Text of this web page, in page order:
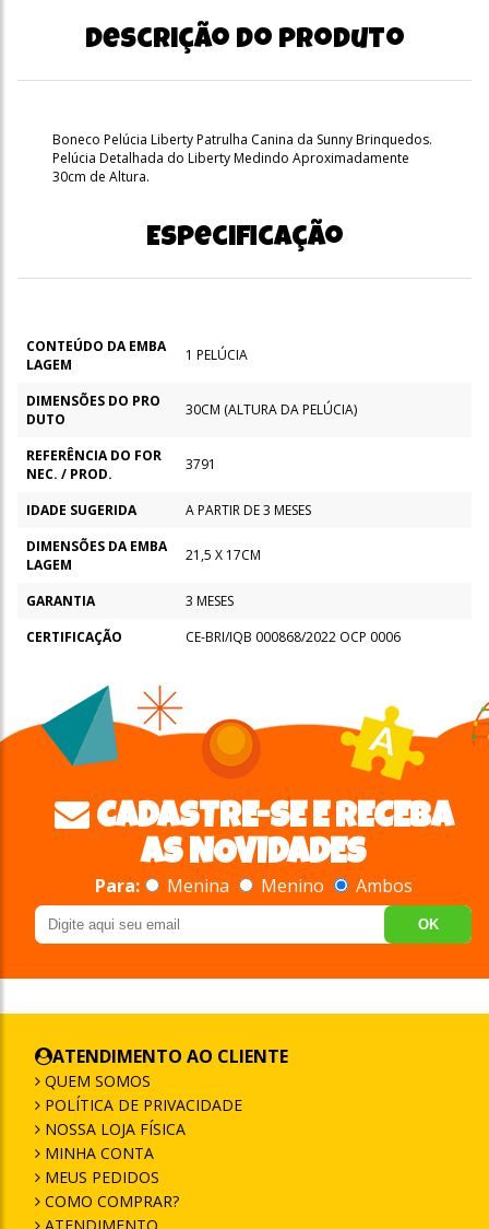
Descrição do produto
Boneco Pelúcia Liberty Patrulha Canina da Sunny Brinquedos.
Pelúcia Detalhada do Liberty Medindo Aproximadamente
30cm de Altura.
Especificação
CONTEÚDO DA EMBA
LAGEM
1 PELÚCIA
DIMENSÕES DO PRO
DUTO
30CM (ALTURA DA PELÚCIA)
REFERÊNCIA DO FOR
NEC. / PROD.
3791
IDADE SUGERIDA
A PARTIR DE 3 MESES
DIMENSÕES DA EMBA
LAGEM
21,5 X 17CM
GARANTIA
3 MESES
CERTIFICAÇÃO
CE-BRI/IQB 000868/2022 OCP 0006
CADASTRE-SE E RECEBA
AS NOVIDADES
Para: Menina Menino Ambos
OK
ATENDIMENTO AO CLIENTE
QUEM SOMOS
POLÍTICA DE PRIVACIDADE
NOSSA LOJA FÍSICA
MINHA CONTA
MEUS PEDIDOS
COMO COMPRAR?